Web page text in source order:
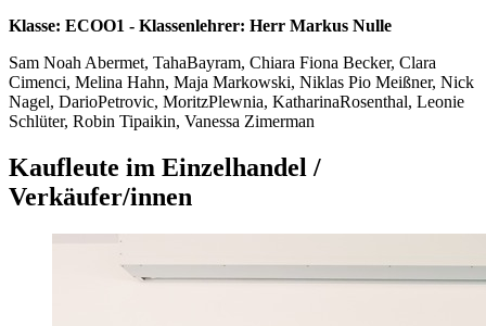
Klasse: ECOO1 - Klassenlehrer: Herr Markus Nulle
Sam Noah Abermet, TahaBayram, Chiara Fiona Becker, Clara
Cimenci, Melina Hahn, Maja Markowski, Niklas Pio Meißner, Nick
Nagel, DarioPetrovic, MoritzPlewnia, KatharinaRosenthal, Leonie
Schlüter, Robin Tipaikin, Vanessa Zimerman
Kaufleute im Einzelhandel /
Verkäufer/innen